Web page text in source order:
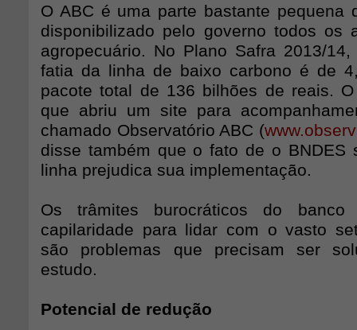
O ABC é uma parte bastante pequena
disponibilizado pelo governo todos os
agropecuário. No Plano Safra 2013/
fatia da linha de baixo carbono é de
pacote total de 136 bilhões de reais.
que abriu um site para
chamado Observatório ABC (
disse também que o fato de o BNDES
linha prejudica sua implementação.
Os trâmites burocráticos do
capilaridade para lidar com o vasto
são problemas que precisam ser
estudo.
Potencial de redução